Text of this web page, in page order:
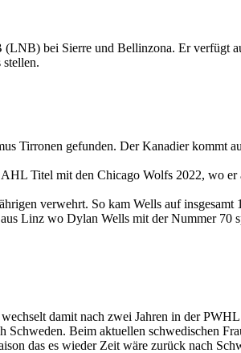
bei Sierre und Bellinzona. Er verfügt
Tirronen gefunden. Der Kanadier kommt
Titel mit den Chicago Wolfs 2022, wo er
verwehrt. So kam Wells auf
Linz wo Dylan Wells mit der Nummer
damit nach zwei Jahren in der
Beim aktuellen schwedischen
das es wieder Zeit wäre zurück nach